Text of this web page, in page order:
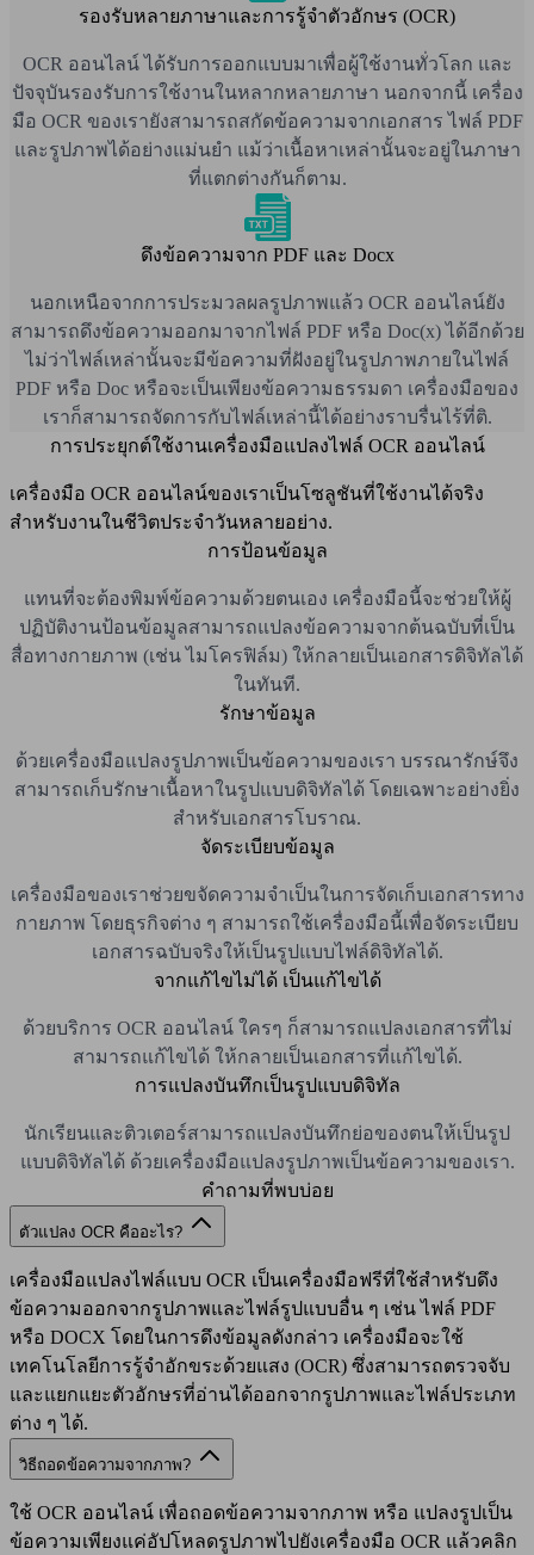
รองรับหลายภาษาและการรู้จำตัวอักษร (OCR)
OCR ออนไลน์ ได้รับการออกแบบมาเพื่อผู้ใช้งานทั่วโลก และ
ปัจจุบันรองรับการใช้งานในหลากหลายภาษา นอกจากนี้ เครื่อง
มือ OCR ของเรายังสามารถสกัดข้อความจากเอกสาร ไฟล์ PDF
และรูปภาพได้อย่างแม่นยำ แม้ว่าเนื้อหาเหล่านั้นจะอยู่ในภาษา
ที่แตกต่างกันก็ตาม.
ดึงข้อความจาก PDF และ Docx
นอกเหนือจากการประมวลผลรูปภาพแล้ว OCR ออนไลน์ยัง
สามารถดึงข้อความออกมาจากไฟล์ PDF หรือ Doc(x) ได้อีกด้วย
ไม่ว่าไฟล์เหล่านั้นจะมีข้อความที่ฝังอยู่ในรูปภาพภายในไฟล์
PDF หรือ Doc หรือจะเป็นเพียงข้อความธรรมดา เครื่องมือของ
เราก็สามารถจัดการกับไฟล์เหล่านี้ได้อย่างราบรื่นไร้ที่ติ.
การประยุกต์ใช้งานเครื่องมือแปลงไฟล์ OCR ออนไลน์
เครื่องมือ OCR ออนไลน์ของเราเป็นโซลูชันที่ใช้งานได้จริง
สำหรับงานในชีวิตประจำวันหลายอย่าง.
การป้อนข้อมูล
แทนที่จะต้องพิมพ์ข้อความด้วยตนเอง เครื่องมือนี้จะช่วยให้ผู้
ปฏิบัติงานป้อนข้อมูลสามารถแปลงข้อความจากต้นฉบับที่เป็น
สื่อทางกายภาพ (เช่น ไมโครฟิล์ม) ให้กลายเป็นเอกสารดิจิทัลได้
ในทันที.
รักษาข้อมูล
ด้วยเครื่องมือแปลงรูปภาพเป็นข้อความของเรา บรรณารักษ์จึง
สามารถเก็บรักษาเนื้อหาในรูปแบบดิจิทัลได้ โดยเฉพาะอย่างยิ่ง
สำหรับเอกสารโบราณ.
จัดระเบียบข้อมูล
เครื่องมือของเราช่วยขจัดความจำเป็นในการจัดเก็บเอกสารทาง
กายภาพ โดยธุรกิจต่าง ๆ สามารถใช้เครื่องมือนี้เพื่อจัดระเบียบ
เอกสารฉบับจริงให้เป็นรูปแบบไฟล์ดิจิทัลได้.
จากแก้ไขไม่ได้ เป็นแก้ไขได้
ด้วยบริการ OCR ออนไลน์ ใครๆ ก็สามารถแปลงเอกสารที่ไม่
สามารถแก้ไขได้ ให้กลายเป็นเอกสารที่แก้ไขได้.
การแปลงบันทึกเป็นรูปแบบดิจิทัล
นักเรียนและติวเตอร์สามารถแปลงบันทึกย่อของตนให้เป็นรูป
แบบดิจิทัลได้ ด้วยเครื่องมือแปลงรูปภาพเป็นข้อความของเรา.
คำถามที่พบบ่อย
ตัวแปลง OCR คืออะไร?
เครื่องมือแปลงไฟล์แบบ OCR เป็นเครื่องมือฟรีที่ใช้สำหรับดึง
ข้อความออกจากรูปภาพและไฟล์รูปแบบอื่น ๆ เช่น ไฟล์ PDF
หรือ DOCX โดยในการดึงข้อมูลดังกล่าว เครื่องมือจะใช้
เทคโนโลยีการรู้จำอักขระด้วยแสง (OCR) ซึ่งสามารถตรวจจับ
และแยกแยะตัวอักษรที่อ่านได้ออกจากรูปภาพและไฟล์ประเภท
ต่าง ๆ ได้.
วิธีถอดข้อความจากภาพ?
ใช้ OCR ออนไลน์ เพื่อถอดข้อความจากภาพ หรือ แปลงรูปเป็น
ข้อความเพียงแค่อัปโหลดรูปภาพไปยังเครื่องมือ OCR แล้วคลิก